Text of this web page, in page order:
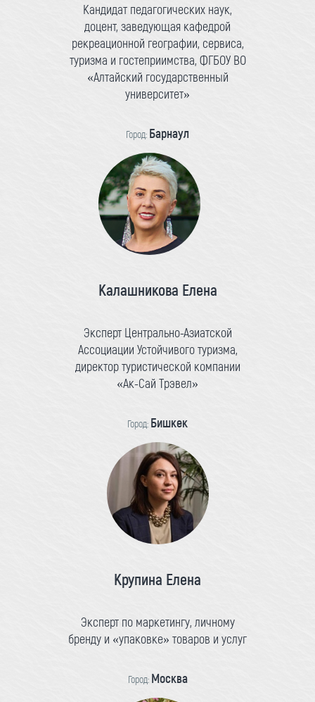
Кандидат педагогических наук,
доцент, заведующая кафедрой
рекреационной географии, сервиса,
туризма и гостеприимства, ФГБОУ ВО
«Алтайский государственный
университет»
Город: Барнаул
Калашникова Елена
Эксперт Центрально-Азиатской
Ассоциации Устойчивого туризма,
директор туристической компании
«Ак-Сай Трэвел»
Город: Бишкек
Крупина Елена
Эксперт по маркетингу, личному
бренду и «упаковке» товаров и услуг
Город: Москва